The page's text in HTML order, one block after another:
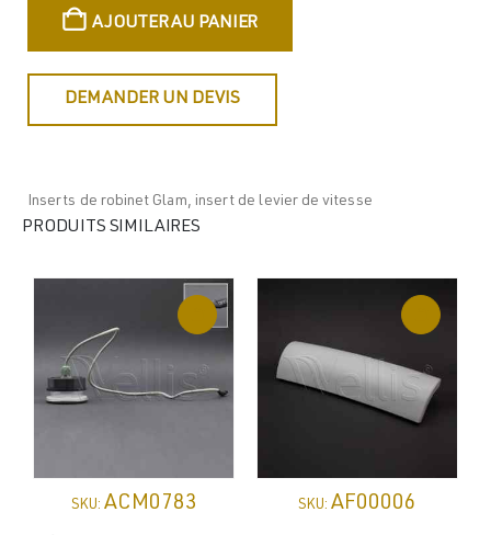
AJOUTER AU PANIER
DEMANDER UN DEVIS
Inserts de robinet Glam, insert de levier de vitesse
PRODUITS SIMILAIRES
SKU: ACM0783 SKU: AF00006